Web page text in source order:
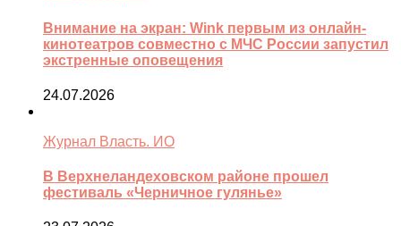
Внимание на экран: Wink первым из онлайн-
кинотеатров совместно с МЧС России запустил
экстренные оповещения
24.07.2026
Журнал Власть. ИО
В Верхнеландеховском районе прошел
фестиваль «Черничное гулянье»